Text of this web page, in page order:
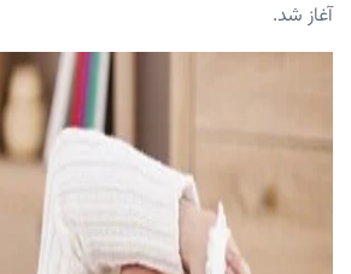
آغاز شد.